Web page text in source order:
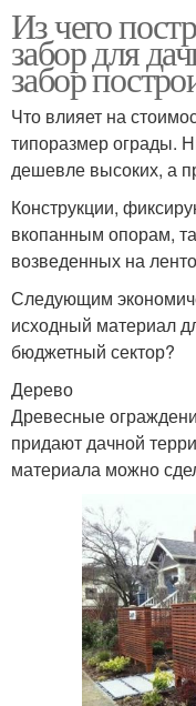
Из чего
забор для
забор
Что влияет на
типоразмер ограды.
дешевле высоких, а
Конструкции,
вкопанным опорам,
возведенных на
Следующим
исходный материал
бюджетный сектор?
Дерево
Древесные
придают дачной
материала можно